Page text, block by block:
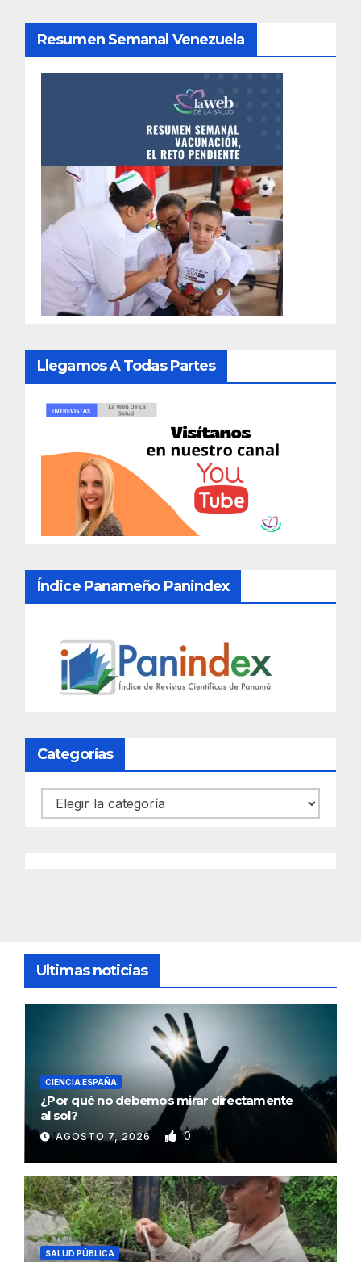
Resumen Semanal Venezuela
Llegamos A Todas Partes
Índice Panameño Panindex
Categorías
Categorías
Ultimas noticias
CIENCIA ESPAÑA
¿Por qué no debemos mirar directamente
al sol?
AGOSTO 7, 2026 0
SALUD PÚBLICA